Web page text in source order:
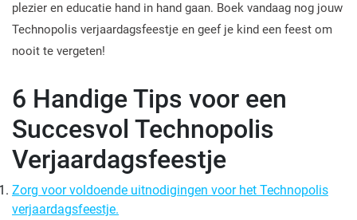
plezier en educatie hand in hand gaan. Boek vandaag nog jouw
Technopolis verjaardagsfeestje en geef je kind een feest om
nooit te vergeten!
6 Handige Tips voor een
Succesvol Technopolis
Verjaardagsfeestje
Zorg voor voldoende uitnodigingen voor het Technopolis
verjaardagsfeestje.